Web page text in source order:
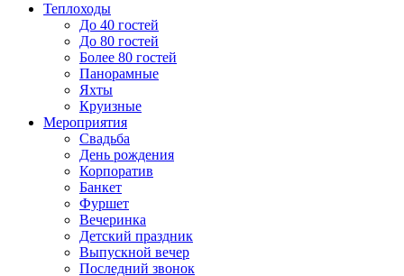
Теплоходы
До 40 гостей
До 80 гостей
Более 80 гостей
Панорамные
Яхты
Круизные
Мероприятия
Свадьба
День рождения
Корпоратив
Банкет
Фуршет
Вечеринка
Детский праздник
Выпускной вечер
Последний звонок